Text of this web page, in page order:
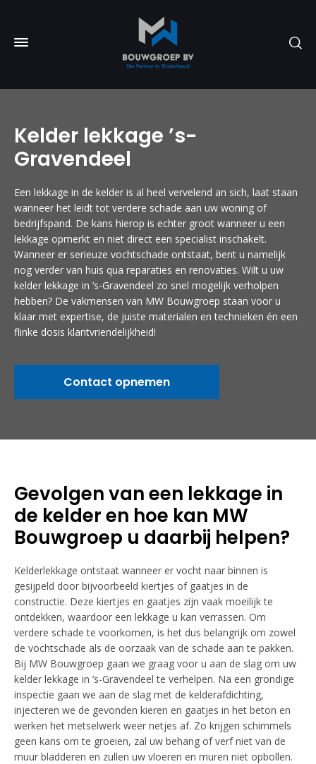
Kelder lekkage ’s-
Gravendeel
Een lekkage in de kelder is al heel vervelend an sich, laat staan
wanneer het leidt tot verdere schade aan uw woning of
bedrijfspand. De kans hierop is echter groot wanneer u een
lekkage opmerkt en niet direct een specialist inschakelt.
Wanneer er serieuze vochtschade ontstaat, bent u namelijk
nog verder van huis qua reparaties en renovaties. Wilt u uw
kelder lekkage in ’s-Gravendeel zo snel mogelijk verholpen
hebben? De vakmensen van MW Bouwgroep staan voor u
klaar met expertise, de juiste materialen en technieken én een
flinke dosis klantvriendelijkheid!
Contact opnemen
Gevolgen van een lekkage in
de kelder en hoe kan MW
Bouwgroep u daarbij helpen?
Kelderlekkage ontstaat wanneer er vocht naar binnen is
gesijpeld door bijvoorbeeld kiertjes of gaatjes in de
constructie. Deze kiertjes en gaatjes zijn vaak moeilijk te
ontdekken, waardoor een lekkage u kan verrassen. Om
verdere schade te voorkomen, is het dus belangrijk om zowel
de vochtschade als de oorzaak van de schade aan te pakken.
Bij MW Bouwgroep gaan we graag voor u aan de slag om uw
kelder lekkage in ’s-Gravendeel te verhelpen. Na een grondige
inspectie gaan we aan de slag met de kelderafdichting,
injecteren we de gevonden kieren en gaatjes in het beton en
werken het metselwerk weer netjes af. Zo krijgen schimmels
geen kans om te groeien, zal uw behang of verf niet van de
muur bladderen en zullen uw vloeren en muren niet opbollen.